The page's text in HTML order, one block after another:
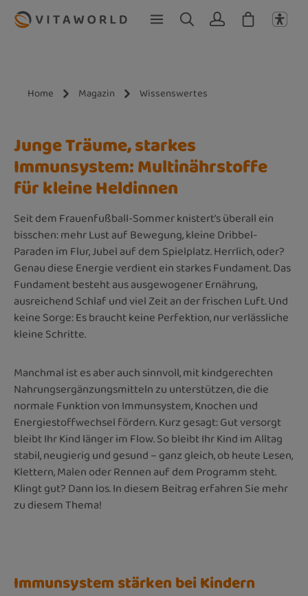
Zum Hauptinhalt springen
Home Magazin Wissenswertes
Junge Träume, starkes
Immunsystem: Multinährstoffe
für kleine Heldinnen
Seit dem Frauenfußball-Sommer knistert’s überall ein
bisschen: mehr Lust auf Bewegung, kleine Dribbel-
Paraden im Flur, Jubel auf dem Spielplatz. Herrlich, oder?
Genau diese Energie verdient ein starkes Fundament. Das
Fundament besteht aus ausgewogener Ernährung,
ausreichend Schlaf und viel Zeit an der frischen Luft. Und
keine Sorge: Es braucht keine Perfektion, nur verlässliche
kleine Schritte.
Manchmal ist es aber auch sinnvoll, mit kindgerechten
Nahrungsergänzungsmitteln zu unterstützen, die die
normale Funktion von Immunsystem, Knochen und
Energiestoffwechsel fördern. Kurz gesagt: Gut versorgt
bleibt Ihr Kind länger im Flow. So bleibt Ihr Kind im Alltag
stabil, neugierig und gesund – ganz gleich, ob heute Lesen,
Klettern, Malen oder Rennen auf dem Programm steht.
Klingt gut? Dann los. In diesem Beitrag erfahren Sie mehr
zu diesem Thema!
Immunsystem stärken bei Kindern